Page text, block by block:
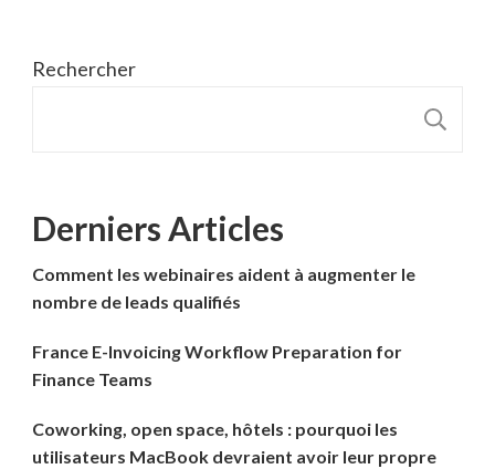
Rechercher
Derniers Articles
Comment les webinaires aident à augmenter le
nombre de leads qualifiés
France E-Invoicing Workflow Preparation for
Finance Teams
Coworking, open space, hôtels : pourquoi les
utilisateurs MacBook devraient avoir leur propre